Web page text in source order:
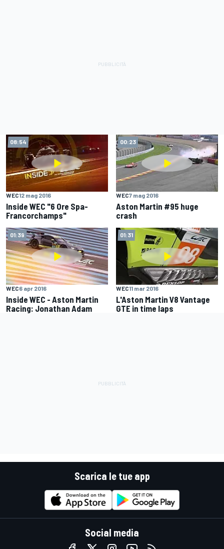
08:54
WEC12 mag 2016
Inside WEC "6 Ore Spa-
Francorchamps"
00:23
WEC7 mag 2016
Aston Martin #95 huge
crash
01:39
WEC6 apr 2016
Inside WEC - Aston Martin
Racing: Jonathan Adam
01:31
WEC11 mar 2016
L'Aston Martin V8 Vantage
GTE in time laps
Scarica le tue app
Social media